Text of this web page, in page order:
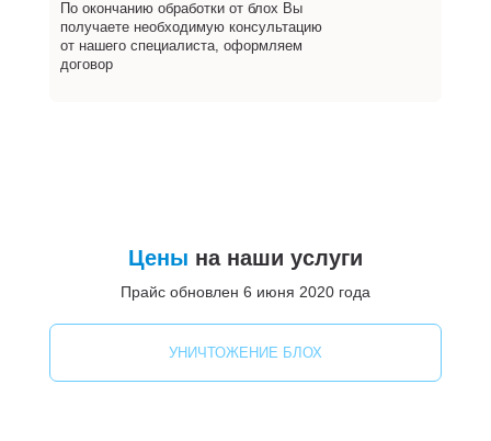
По окончанию обработки от блох Вы
получаете необходимую консультацию
от нашего специалиста, оформляем
договор
Цены на наши услуги
Прайс обновлен 6 июня 2020 года
УНИЧТОЖЕНИЕ БЛОХ